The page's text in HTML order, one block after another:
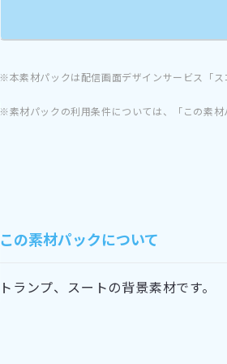
※本素材パックは配信画面デザインサービス「ス
※素材パックの利用条件については、「この素材
この素材パックについて
トランプ、スートの背景素材です。